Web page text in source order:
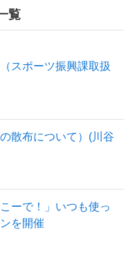
覧
スポーツ振興課取扱
散布について）(川谷
ーで！」いつも使っ
を開催